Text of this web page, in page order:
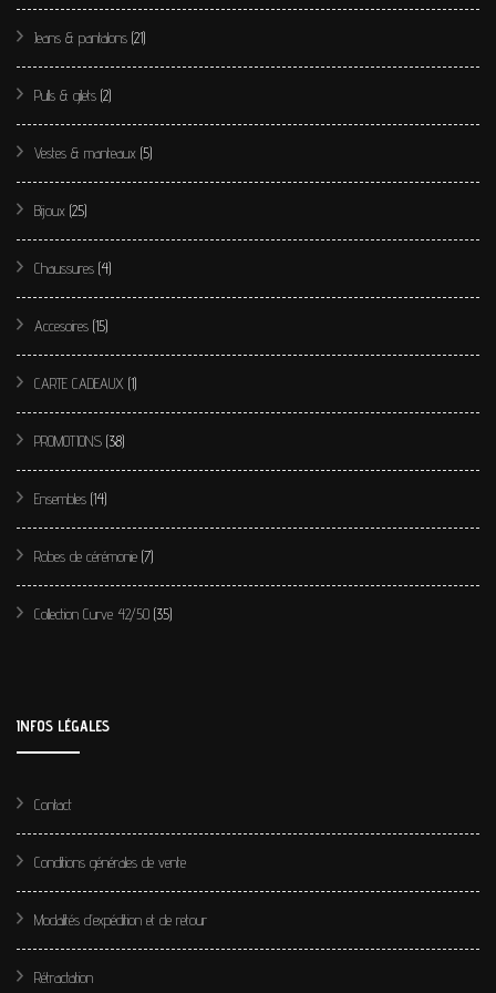
Jeans & pantalons (21)
Pulls & gilets (2)
Vestes & manteaux (5)
Bijoux (25)
Chaussures (4)
Accesoires (15)
CARTE CADEAUX (1)
PROMOTIONS (38)
Ensembles (14)
Robes de cérémonie (7)
Collection Curve 42/50 (35)
INFOS LÉGALES
Contact
Conditions générales de vente
Modalités d’expédition et de retour
Rétractation